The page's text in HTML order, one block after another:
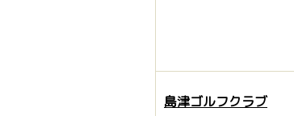
島津ゴルフクラブ